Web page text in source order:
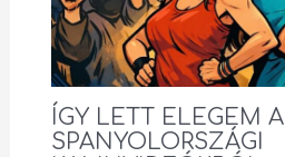
ÍGY LETT ELEGEM A
SPANYOLORSZÁGI